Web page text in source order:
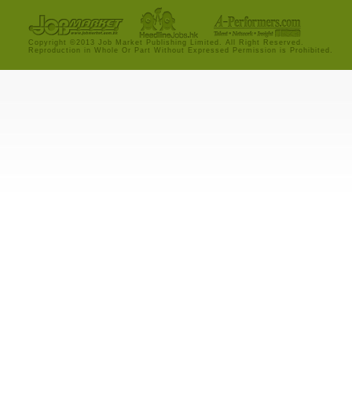
Copyright ©2013 Job Market Publishing Limited. All Right Reserved.
Reproduction in Whole Or Part Without Expressed Permission is Prohibited.